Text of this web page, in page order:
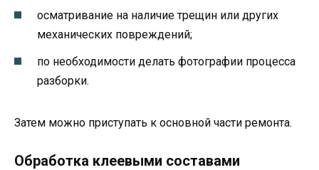
осматривание на наличие трещин или других
механических повреждений;
по необходимости делать фотографии процесса
разборки.
Затем можно приступать к основной части ремонта.
Обработка клеевыми составами